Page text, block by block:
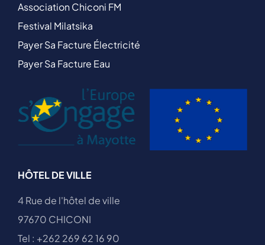
Association Chiconi FM
Festival Milatsika
Payer Sa Facture Électricité
Payer Sa Facture Eau
HÔTEL DE VILLE
4 Rue de l'hôtel de ville
97670 CHICONI
Tel : +262 269 62 16 90